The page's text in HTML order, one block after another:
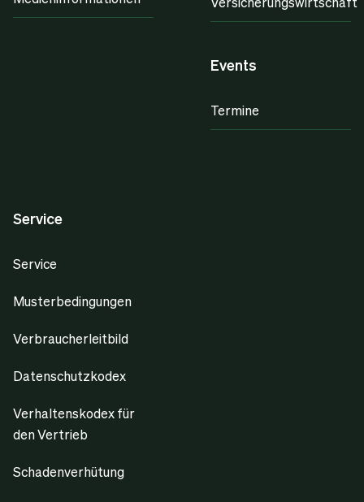
Events
Termine
Service
Service
Musterbedingungen
Verbraucherleitbild
Datenschutzkodex
Verhaltenskodex für
den Vertrieb
Schadenverhütung